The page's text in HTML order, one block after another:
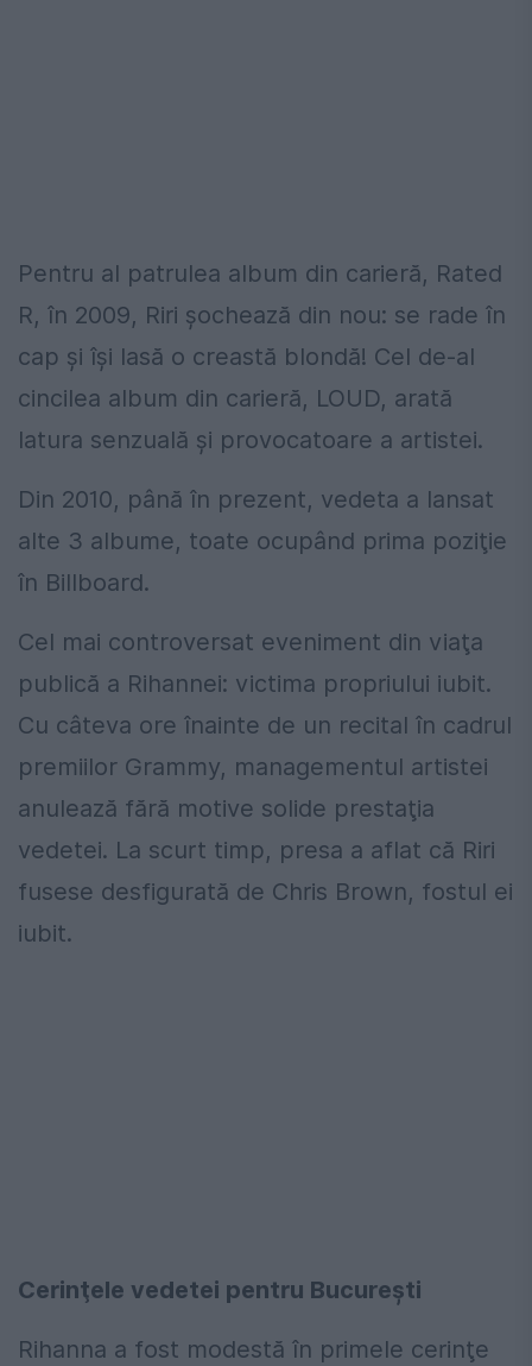
Pentru al patrulea album din carieră, Rated
R, în 2009, Riri şochează din nou: se rade în
cap şi îşi lasă o creastă blondă! Cel de-al
cincilea album din carieră, LOUD, arată
latura senzuală şi provocatoare a artistei.
Din 2010, până în prezent, vedeta a lansat
alte 3 albume, toate ocupând prima poziţie
în Billboard.
Cel mai controversat eveniment din viaţa
publică a Rihannei: victima propriului iubit.
Cu câteva ore înainte de un recital în cadrul
premiilor Grammy, managementul artistei
anulează fără motive solide prestaţia
vedetei. La scurt timp, presa a aflat că Riri
fusese desfigurată de Chris Brown, fostul ei
iubit.
Cerinţele vedetei pentru Bucureşti
Rihanna a fost modestă în primele cerinţe